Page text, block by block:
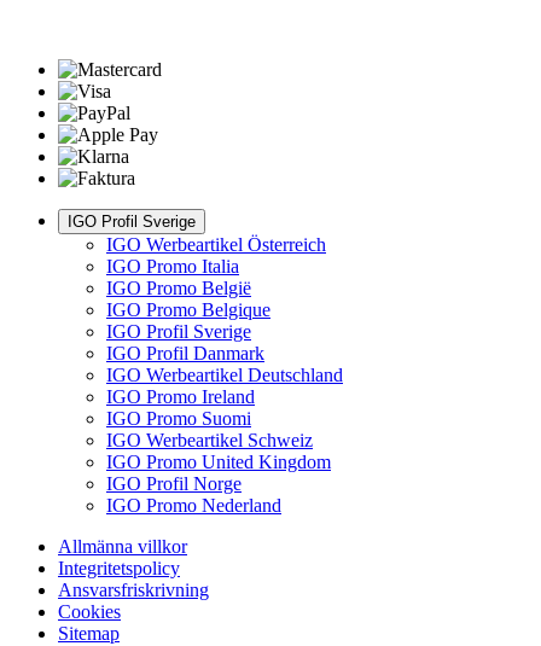
IGO Profil Sverige
IGO Werbeartikel Österreich
IGO Promo Italia
IGO Promo België
IGO Promo Belgique
IGO Profil Sverige
IGO Profil Danmark
IGO Werbeartikel Deutschland
IGO Promo Ireland
IGO Promo Suomi
IGO Werbeartikel Schweiz
IGO Promo United Kingdom
IGO Profil Norge
IGO Promo Nederland
Allmänna villkor
Integritetspolicy
Ansvarsfriskrivning
Cookies
Sitemap